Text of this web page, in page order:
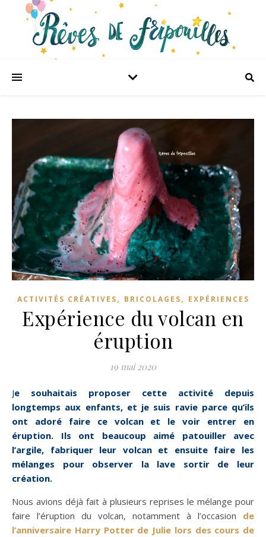
ACTIVITÉS CRÉATIVES, BRICOLAGES, EXPÉRIENCES
Expérience du volcan en
éruption
19 mai 2020
Je souhaitais proposer cette activité depuis
longtemps aux enfants, et je suis ravie parce qu’ils
ont adoré faire ce volcan et le voir entrer en
éruption. Ils ont beaucoup aimé patouiller avec
l’argile, fabriquer leur volcan et ensuite faire les
mélanges pour observer la lave sortir de leur
création.
Nous avions déjà fait à plusieurs reprises le mélange pour
faire l’éruption du volcan, notamment à l’occasion de
l’anniversaire Harry Potter de Julie lors des cours de